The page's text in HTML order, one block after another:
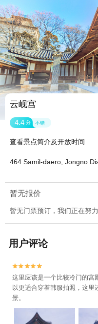
云岘宫
4.4 分 不错
查看景点简介及开放时间
464 Samil-daero, Jongno
暂无报价
暂无门票预订，我们正在努
用户评论


这里应该是一个比较冷门的宫
以更适合穿着韩服拍照，这
景。
